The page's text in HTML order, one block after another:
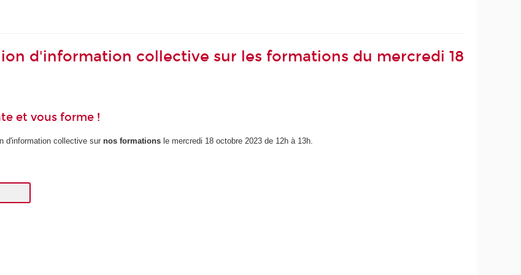
d'information collective sur les formations du mercredi 18
et vous forme !
d'information collective surnos formations le mercredi 18 octobre 2023 de 12h à 13h.